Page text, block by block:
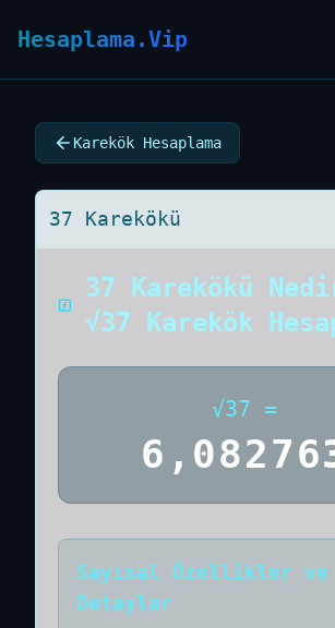
Hesaplama.Vip
Karekök Hesaplama
37 Karekökü
37 Karekökü
√37 Karekök
√37 =
Sayısal Özellikler ve
Detaylar